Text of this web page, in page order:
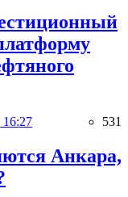
16:27 531
Анкара,